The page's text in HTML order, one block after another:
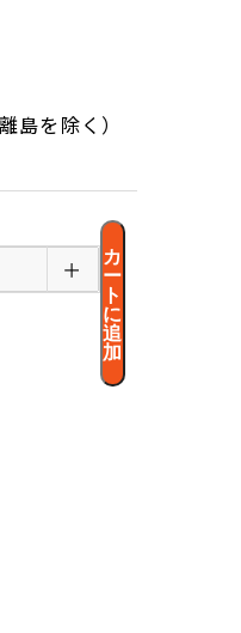
島を除く）
＋
カ
ー
ト
に
追
加